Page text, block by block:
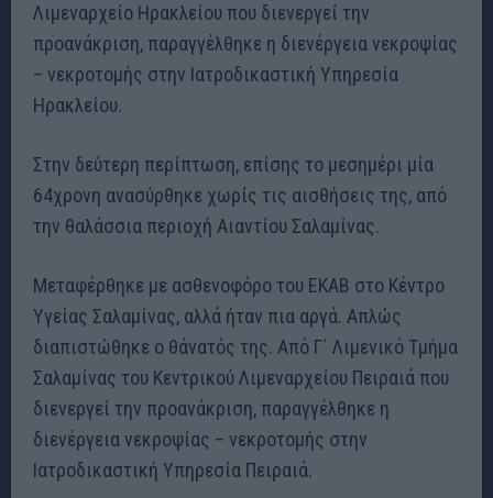
Λιμεναρχείο Ηρακλείου που διενεργεί την
προανάκριση, παραγγέλθηκε η διενέργεια νεκροψίας
– νεκροτομής στην Ιατροδικαστική Υπηρεσία
Ηρακλείου.
Στην δεύτερη περίπτωση, επίσης το μεσημέρι μία
64χρονη ανασύρθηκε χωρίς τις αισθήσεις της, από
την θαλάσσια περιοχή Αιαντίου Σαλαμίνας.
Μεταφέρθηκε με ασθενοφόρο του ΕΚΑΒ στο Κέντρο
Υγείας Σαλαμίνας, αλλά ήταν πια αργά. Απλώς
διαπιστώθηκε ο θάνατός της. Από Γ΄ Λιμενικό Τμήμα
Σαλαμίνας του Κεντρικού Λιμεναρχείου Πειραιά που
διενεργεί την προανάκριση, παραγγέλθηκε η
διενέργεια νεκροψίας – νεκροτομής στην
Ιατροδικαστική Υπηρεσία Πειραιά.